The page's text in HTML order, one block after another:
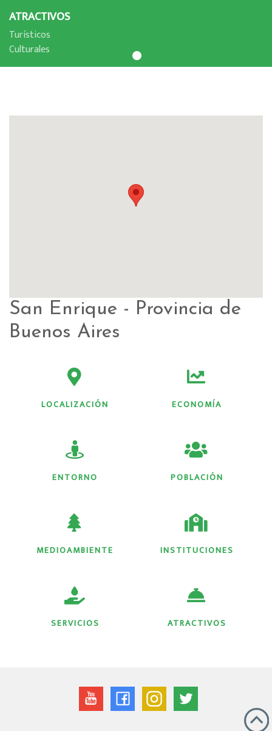
ATRACTIVOS
Turí­sticos
Culturales
San Enrique - Provincia de
Buenos Aires
LOCALIZACIÓN ECONOMÍA
ENTORNO POBLACIÓN
MEDIOAMBIENTE INSTITUCIONES
SERVICIOS ATRACTIVOS